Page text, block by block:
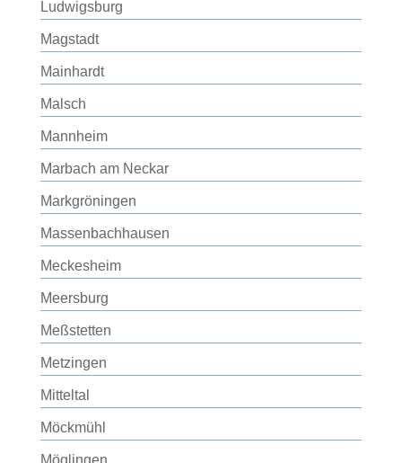
Ludwigsburg
Magstadt
Mainhardt
Malsch
Mannheim
Marbach am Neckar
Markgröningen
Massenbachhausen
Meckesheim
Meersburg
Meßstetten
Metzingen
Mitteltal
Möckmühl
Möglingen